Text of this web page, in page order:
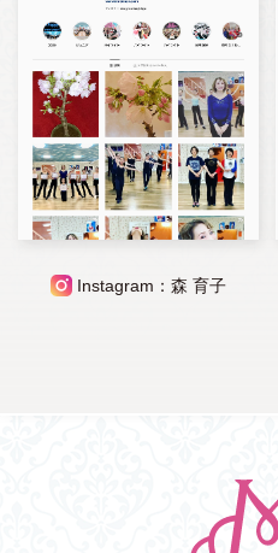
Instagram：森 育子